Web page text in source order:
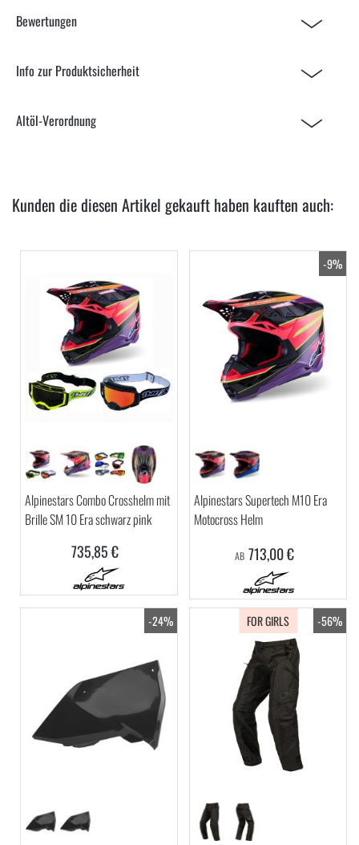
Bewertungen
Info zur Produktsicherheit
Altöl-Verordnung
Kunden die diesen Artikel gekauft haben kauften auch:
Alpinestars Combo Crosshelm mit
Brille SM 10 Era schwarz pink
735,85 €
-9%
Alpinestars Supertech M10 Era
Motocross Helm
AB 713,00 €
-24% -56%
FOR GIRLS